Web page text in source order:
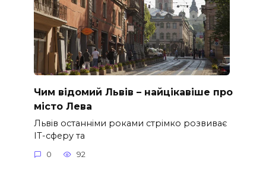
Чим відомий Львів – найцікавіше про
місто Лева
Львів останніми роками стрімко розвиває
ІТ-сферу та
0 92